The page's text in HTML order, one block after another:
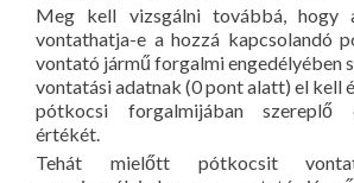
Meg kell vizsgálni továbbá, hogy
vontathatja-e a hozzá kapcsolandó
vontató jármű forgalmi engedélyében
vontatási adatnak (0 pont alatt) el kell
pótkocsi forgalmijában szereplő
értékét.
Tehát mielőtt pótkocsit